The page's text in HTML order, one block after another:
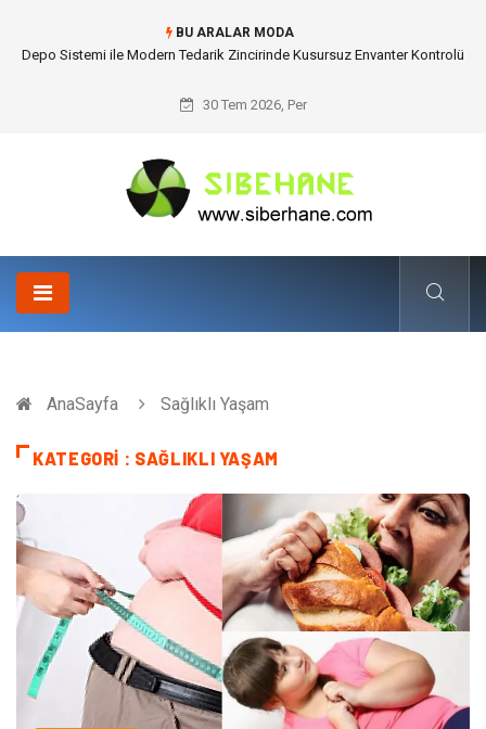
BU ARALAR MODA
Akrilik Boyama Seti ile Evinizde Dijitalden Uzak Bir Deşarj Alanı Tasarlayın
30 Tem 2026, Per
AnaSayfa Sağlıklı Yaşam
KATEGORI : SAĞLIKLI YAŞAM